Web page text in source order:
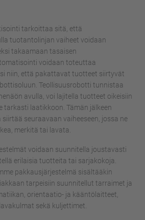
tarkoittaa sitä, että
tuotantolinjan vaiheet voidaan
takaamaan tasaisen
voidaan toteuttaa
niin, että pakattavat tuotteet siirtyvät
Teollisuusrobotti tunnistaa
avulla, voi lajitella tuotteet oikeisiin
tarkasti laatikkoon. Tämän jälkeen
seuraavaan vaiheeseen, jossa ne
merkitä tai lavata.
voidaan suunnitella joustavasti
erilaisia tuotteita tai sarjakokoja.
pakkausjärjestelmä sisältääkin
tarpeisiin suunnitellut tarraimet ja
orientaatio- ja kääntölaitteet,
sekä kuljettimet.